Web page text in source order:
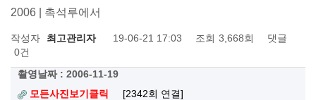
2006 | 촉석루에서
작성자 최고관리자 19-06-21 17:03 조회 3,668회
댓글
0건
촬영날짜 : 2006-11-19
모든사진보기클릭
[2342회 연결]